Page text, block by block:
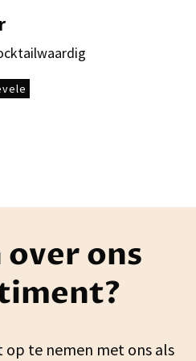
over ons
te nemen met ons als